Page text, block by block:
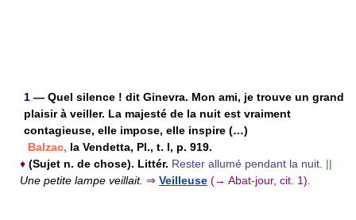
1 — Quel silence ! dit Ginevra. Mon ami, je trouve un grand
plaisir à veiller. La majesté de la nuit est vraiment
contagieuse, elle impose, elle inspire (…)
Balzac, la Vendetta, Pl., t. I, p. 919.
♦ (Sujet n. de chose). Littér. Rester allumé pendant la nuit. ||
Une petite lampe veillait. ⇒ Veilleuse (→ Abat-jour, cit. 1).